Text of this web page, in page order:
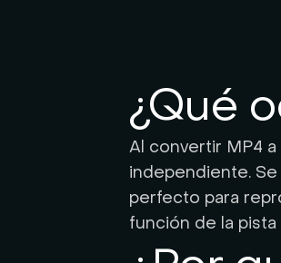
¿Qué
Al convertir MP4
independiente.
perfecto para
función de la